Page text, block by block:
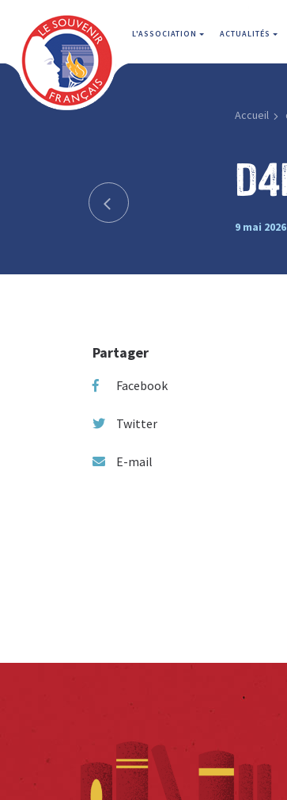
L'ASSOCIATION ACTUALITÉS
Accueil
9 mai 2026
Partager
Facebook
Twitter
E-mail